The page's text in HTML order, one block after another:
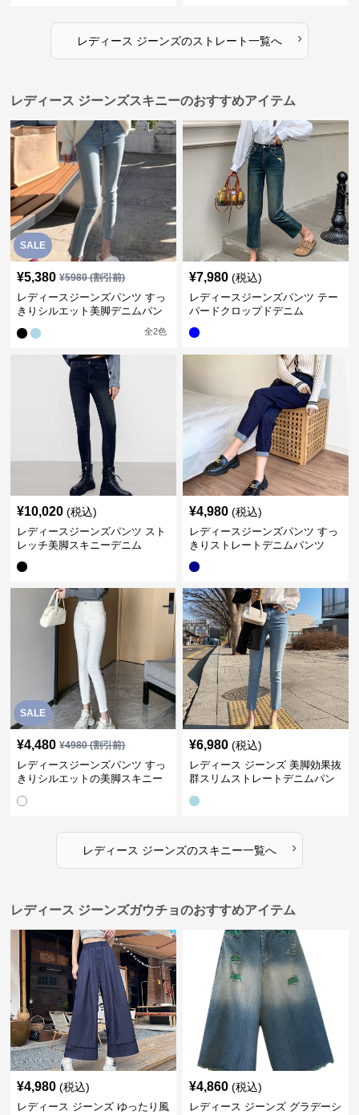
レディース ジーンズのストレート一覧へ ›
レディース ジーンズスキニーのおすすめアイテム
SALE
¥5,380 ¥5980(割引前)
レディースジーンズパンツ すっ
きりシルエット美脚デニムパン
全2色
¥7,980 (税込)
レディースジーンズパンツ テー
パードクロップドデニム
¥10,020 (税込)
レディースジーンズパンツ スト
レッチ美脚スキニーデニム
¥4,980 (税込)
レディースジーンズパンツ すっ
きりストレートデニムパンツ
SALE
¥4,480 ¥4980(割引前)
レディースジーンズパンツ すっ
きりシルエットの美脚スキニー
¥6,980 (税込)
レディース ジーンズ 美脚効果抜
群スリムストレートデニムパン
レディース ジーンズのスキニー一覧へ ›
レディース ジーンズガウチョのおすすめアイテム
¥4,980 (税込)
レディース ジーンズ ゆったり風
¥4,860 (税込)
レディース ジーンズ グラデーシ